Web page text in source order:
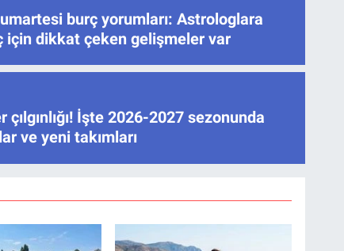
burç yorumları: Astrologlara
için dikkat çeken gelişmeler var
çılgınlığı! İşte 2026-2027 sezonunda
ve yeni takımları